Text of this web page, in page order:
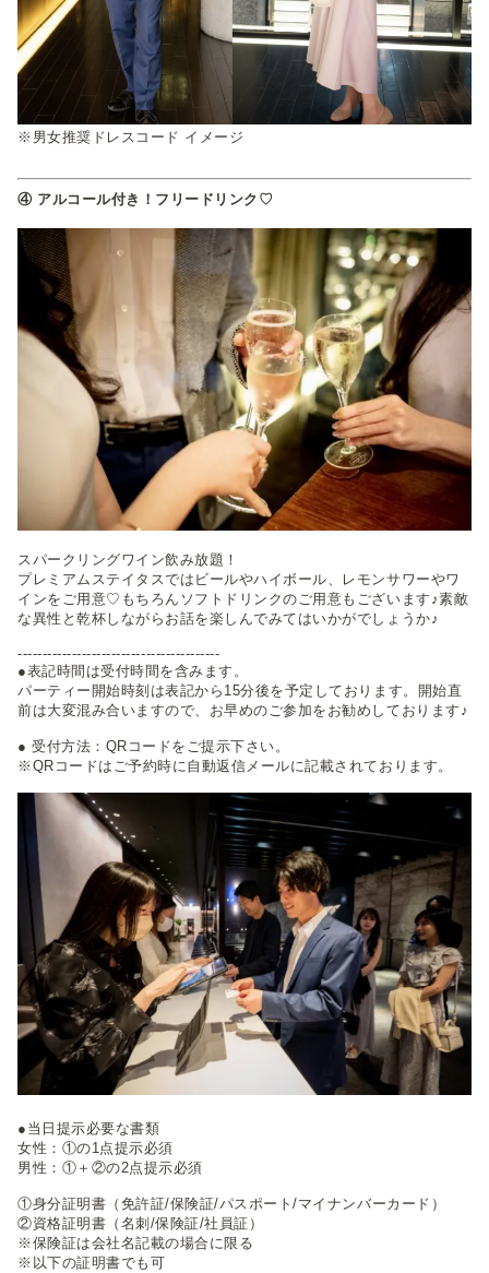
※男女推奨ドレスコード イメージ
④ アルコール付き！フリードリンク♡
スパークリングワイン飲み放題！
プレミアムステイタスではビールやハイボール、レモンサワーやワ
インをご用意♡もちろんソフトドリンクのご用意もございます♪素敵
な異性と乾杯しながらお話を楽しんでみてはいかがでしょうか♪
-----------------------------------------
●表記時間は受付時間を含みます。
パーティー開始時刻は表記から15分後を予定しております。開始直
前は大変混み合いますので、お早めのご参加をお勧めしております♪
● 受付方法：QRコードをご提示下さい。
※QRコードはご予約時に自動返信メールに記載されております。
●当日提示必要な書類
女性：①の1点提示必須
男性：①＋②の2点提示必須
①身分証明書（免許証/保険証/パスポート/マイナンバーカード）
②資格証明書（名刺/保険証/社員証）
※保険証は会社名記載の場合に限る
※以下の証明書でも可